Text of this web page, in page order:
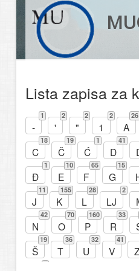
Lista zapisa za
-
1
'
2
"
2
1
2
A
26
C
18
Č
19
Ć
1
D
41
Đ
1
E
10
F
65
G
15
J
11
K
155
L
28
LJ
2
N
42
O
70
P
160
R
33
Š
19
T
36
U
32
V
41
Z